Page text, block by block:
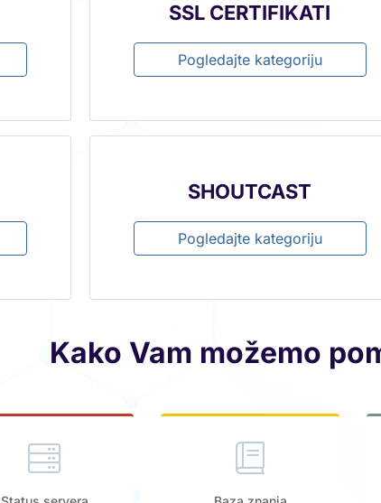
SSL CERTIFIKATI
Pogledajte kategoriju
SHOUTCAST
Pogledajte kategoriju
Kako Vam možemo